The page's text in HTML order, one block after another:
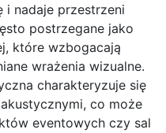
i nadaje przestrzeni
postrzegane jako
które wzbogacają
wrażenia wizualne.
charakteryzuje się
co może
eventowych czy sal